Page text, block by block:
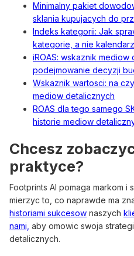
Minimalny pakiet
sklania kupujacych do
Indeks kategorii: Jak
kategorie, a nie kalendarz
iROAS: wskaznik
podejmowanie decyzji
Wskaznik wartosci: na
mediow detalicznych
ROAS dla tego samego
historie mediow
Chcesz
praktyce?
Footprints AI pomaga markom i
mierzyc to, co naprawde ma
historiami sukcesow naszych
nami, aby omowic swoja
detalicznych.